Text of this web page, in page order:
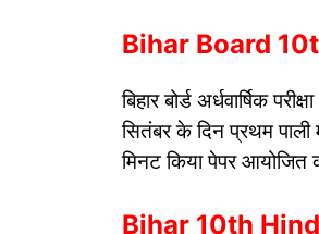
Bihar Board 10th
बिहार बोर्ड अर्धवार्षिक
सितंबर के दिन प्रथम
मिनट किया पेपर आयोजित
Bihar 10th